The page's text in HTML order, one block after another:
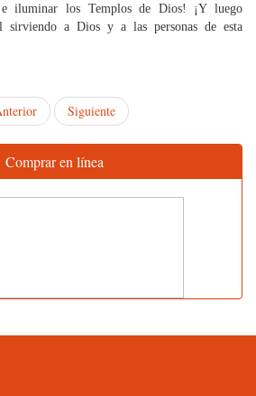
e iluminar los Templos de Dios! ¡Y luego
sirviendo a Dios y a las personas de esta
Siguiente
Comprar en línea